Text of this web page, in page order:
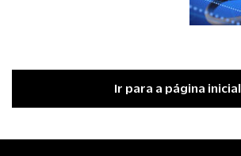
Ir para a página inicial